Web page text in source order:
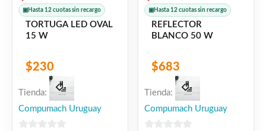
▣ Hasta 12 cuotas sin recargo
TORTUGA LED OVAL
15 W
$230
Tienda:
Compumach Uruguay
▣ Hasta 12 cuotas sin recargo
REFLECTOR
BLANCO 50 W
$683
Tienda:
Compumach Uruguay